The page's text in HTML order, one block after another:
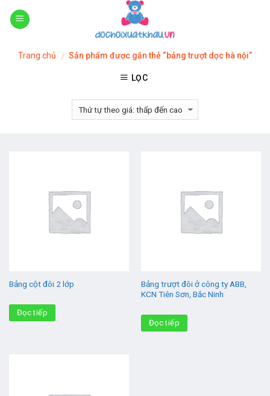
Skip
Trang chủ / Sản phẩm được gắn thẻ “bảng trượt dọc hà nội”
LỌC
Bảng cột đôi 2 lớp
Đọc tiếp
Bảng trượt đôi ở công ty ABB,
KCN Tiên Sơn, Bắc Ninh
Đọc tiếp